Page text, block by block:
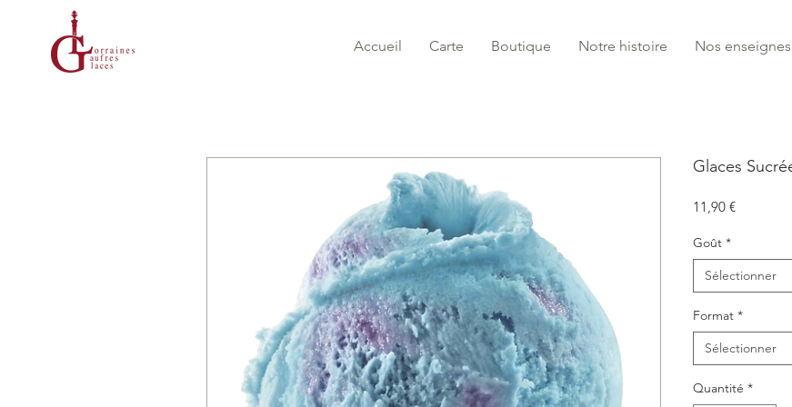
Accueil Carte Boutique Notre histoire Nos enseignes
Glaces
11,90 €Prix
Goût *
Sélectionner
Format *
Sélectionner
Quantité *